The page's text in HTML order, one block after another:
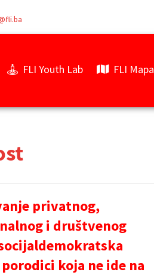
FLI Youth Lab FLI Mapa
privatnog,
i društvenog
koja ne ide na